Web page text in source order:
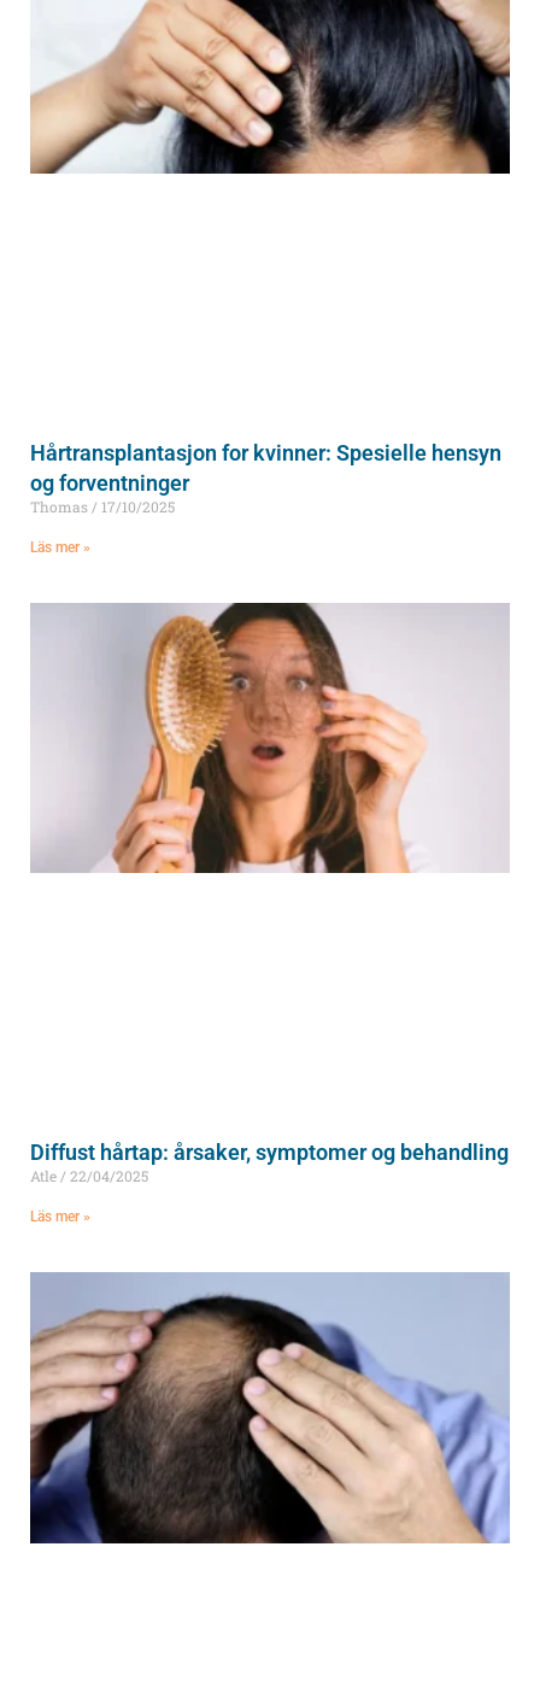
Hårtransplantasjon for kvinner: Spesielle hensyn
og forventninger
Thomas 17/10/2025
Läs mer »
Diffust hårtap: årsaker, symptomer og behandling
Atle 22/04/2025
Läs mer »